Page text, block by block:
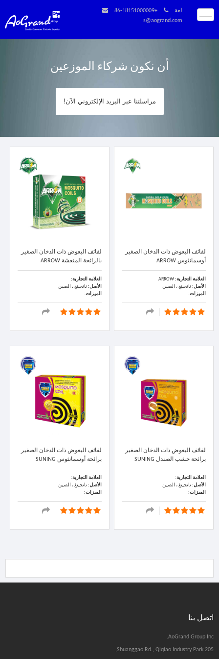
لغة
+86-18151000009
s@aogrand.com
أن نكون شركاء الموزعين
مراسلتنا عبر البريد الإلكتروني الآن!
لفائف البعوض ذات الدخان الصغير
أوسمانثوس ARROW
العلامة التجارية:ARROW
الأصل: نانجينغ ، الصين
الميزات:
لفائف البعوض ذات الدخان الصغير
بالرائحة المنعشة ARROW
العلامة التجارية:
الأصل: نانجينغ ، الصين
الميزات:
لفائف البعوض ذات الدخان الصغير
برائحة خشب الصندل SUNING
العلامة التجارية:
الأصل: نانجينغ ، الصين
الميزات:
لفائف البعوض ذات الدخان الصغير
برائحة أوسمانثوس SUNING
العلامة التجارية:
الأصل: نانجينغ ، الصين
الميزات:
اتصل بنا
AoGrand Group Inc.
205 Shuanggao Rd., Qiqiao Industry Park,